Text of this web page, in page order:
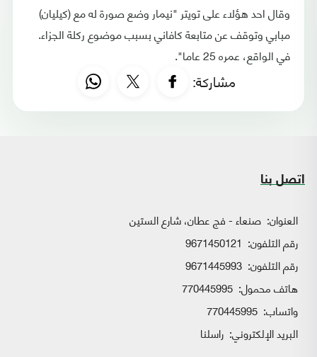
وقال احد هؤلاء على تويتر "نيمار وضع صورة له مع (كيليان)
مبابي وتوقف عن متابعة كافاني بسبب موضوع ركلة الجزاء.
في الواقع، عمره 25 عاما".
مشاركة:
اتصل بنا
العنوان: صنعاء - فج عطان، شارع الستين
رقم التلفون: 9671450121
رقم التلفون: 9671445993
هاتف محمول: 770445995
واتساب:
البريد الإلكتروني: راسلنا